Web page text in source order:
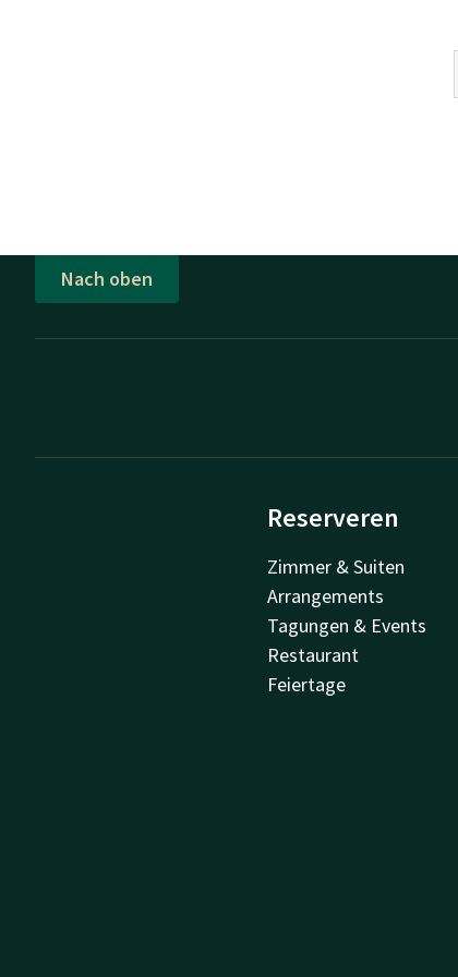
Nach oben
Reserveren
Zimmer & Suiten
Arrangements
Tagungen & Events
Restaurant
Feiertage